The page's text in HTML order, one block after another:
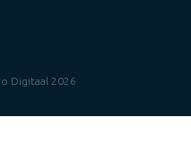
Digitaal 2026